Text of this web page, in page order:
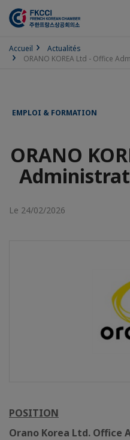
Accueil
Actualités
ORANO KOREA Ltd - Office
EMPLOI & FORMATION
ORANO
Le 24/02/2026
POSITION
Orano Korea Ltd.